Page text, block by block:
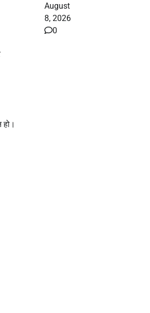
हो।
August
8, 2026
0